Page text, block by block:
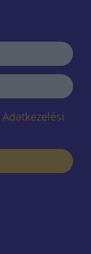
Adatkezelési